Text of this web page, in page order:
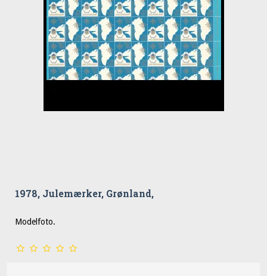
1978, Julemærker, Grønland,
Modelfoto.